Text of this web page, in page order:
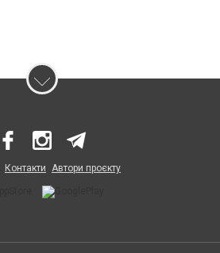
Контакти Автори проєкту